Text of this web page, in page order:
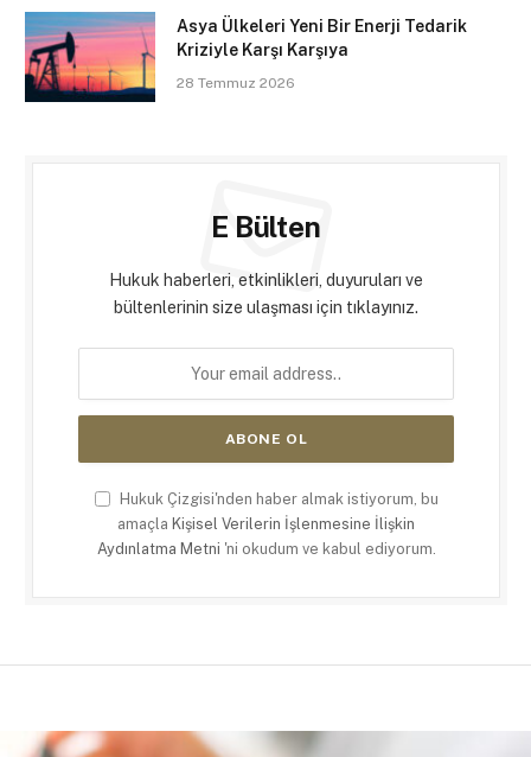
Asya Ülkeleri Yeni Bir Enerji Tedarik
Kriziyle Karşı Karşıya
28 Temmuz 2026
E Bülten
Hukuk haberleri, etkinlikleri, duyuruları ve
bültenlerinin size ulaşması için tıklayınız.
Hukuk Çizgisi'nden haber almak istiyorum, bu
amaçla Kişisel Verilerin İşlenmesine İlişkin
Aydınlatma Metni 'ni okudum ve kabul ediyorum.